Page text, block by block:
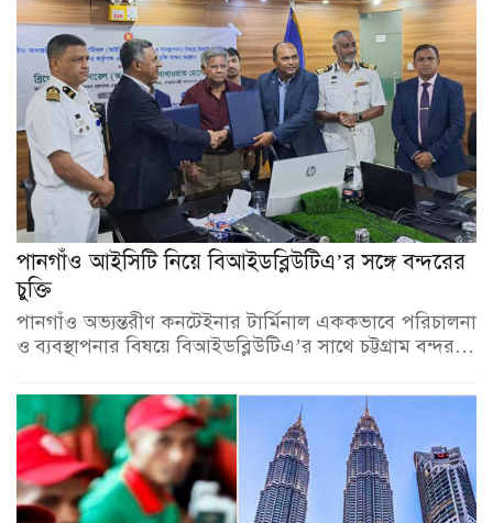
পানগাঁও আইসিটি নিয়ে বিআইডব্লিউটিএ’র সঙ্গে বন্দরের
চুক্তি
পানগাঁও অভ্যন্তরীণ কনটেইনার টার্মিনাল এককভাবে পরিচালনা
ও ব্যবস্থাপনার বিষয়ে বিআইডব্লিউটিএ’র সাথে চট্টগ্রাম বন্দর…